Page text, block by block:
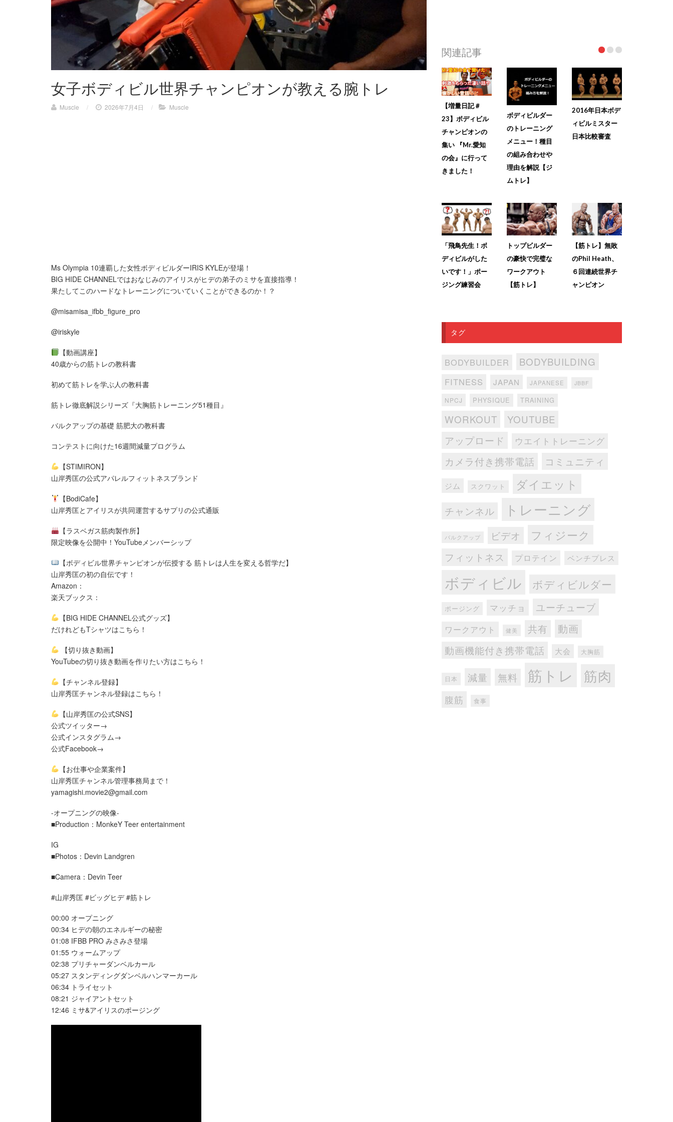
女子ボディビル世界チャンピオンが教える腕トレ
Muscle / 2026年7月4日 / Muscle
Ms Olympia 10連覇した女性ボディビルダーIRIS KYLEが登場！
BIG HIDE CHANNELではおなじみのアイリスがヒデの弟子のミサを直接指導！
果たしてこのハードなトレーニングについていくことができるのか！？
@misamisa_ifbb_figure_pro
@iriskyle
【動画講座】
40歳からの筋トレの教科書
初めて筋トレを学ぶ人の教科書
筋トレ徹底解説シリーズ『大胸筋トレーニング51種目』
バルクアップの基礎 筋肥大の教科書
コンテストに向けた16週間減量プログラム
【STIMIRON】
山岸秀匡の公式アパレルフィットネスブランド
【BodiCafe】
山岸秀匡とアイリスが共同運営するサプリの公式通販
【ラスベガス筋肉製作所】
限定映像を公開中！YouTubeメンバーシップ
【ボディビル世界チャンピオンが伝授する 筋トレは人生を変える哲学だ】
山岸秀匡の初の自伝です！
Amazon：
楽天ブックス：
【BIG HIDE CHANNEL公式グッズ】
だけれどもTシャツはこちら！
【切り抜き動画】
YouTubeの切り抜き動画を作りたい方はこちら！
【チャンネル登録】
山岸秀匡チャンネル登録はこちら！
【山岸秀匡の公式SNS】
公式ツイッター→
公式インスタグラム→
公式Facebook→
【お仕事や企業案件】
山岸秀匡チャンネル管理事務局まで！
yamagishi.movie2@gmail.com
-オープニングの映像-
■Production：MonkeY Teer entertainment
IG
■Photos：Devin Landgren
■Camera：Devin Teer
#山岸秀匡 #ビッグヒデ #筋トレ
00:00 オープニング
00:34 ヒデの朝のエネルギーの秘密
01:08 IFBB PRO みさみさ登場
01:55 ウォームアップ
02:38 プリチャーダンベルカール
05:27 スタンディングダンベルハンマーカール
06:34 トライセット
08:21 ジャイアントセット
12:46 ミサ&アイリスのポージング
関連記事
【増量日記＃
23】ボディビル
チャンピオンの
集い 『Mr.愛知
の会』に行って
きました！
ボディビルダー
のトレーニング
メニュー！種目
の組み合わせや
理由を解説【ジ
ムトレ】
2016年日本ボデ
ィビルミスター
日本比較審査
「飛鳥先生！ボ
ディビルがした
いです！」ポー
ジング練習会
トップビルダー
の豪快で完璧な
ワークアウト
【筋トレ】
【筋トレ】無敗
のPhil Heath、
６回連続世界チ
ャンピオン
タグ
BODYBUILDER BODYBUILDING
FITNESS JAPAN JAPANESE JBBF
NPCJ PHYSIQUE TRAINING
WORKOUT
YOUTUBE
アップロード
ウエイトトレーニング
カメラ付き携帯電話 コミュニティ
ジム スクワット ダイエット
チャンネル トレーニング
バルクアップ ビデオ フィジーク
フィットネス プロテイン ベンチプレス
ボディビル ボディビルダー
ポージング マッチョ ユーチューブ
ワークアウト 健美 共有 動画
動画機能付き携帯電話 大会 大胸筋
日本 減量 無料 筋トレ 筋肉
腹筋 食事